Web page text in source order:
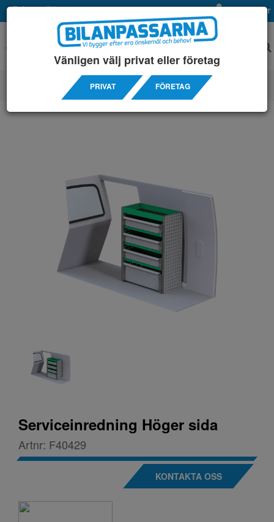
Privat Företag Mina sidor
SERVICEINREDNINGAR/ CITROÊN / BERLINGO L2H1
Serviceinredning Höger sida
Artnr: F40429
KONTAKTA OSS
Vänligen välj privat eller företag
PRIVAT FÖRETAG